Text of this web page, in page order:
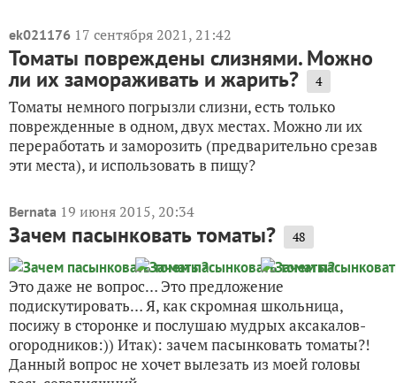
ek021176 17 сентября 2021, 21:42
Томаты повреждены слизнями. Можно
ли их замораживать и жарить? 4
Томаты немного погрызли слизни, есть только
поврежденные в одном, двух местах. Можно ли их
переработать и заморозить (предварительно срезав
эти места), и использовать в пищу?
Bernata 19 июня 2015, 20:34
Зачем пасынковать томаты? 48
Это даже не вопрос… Это предложение
подискутировать… Я, как скромная школьница,
посижу в сторонке и послушаю мудрых аксакалов-
огородников:)) Итак): зачем пасынковать томаты?!
Данный вопрос не хочет вылезать из моей головы